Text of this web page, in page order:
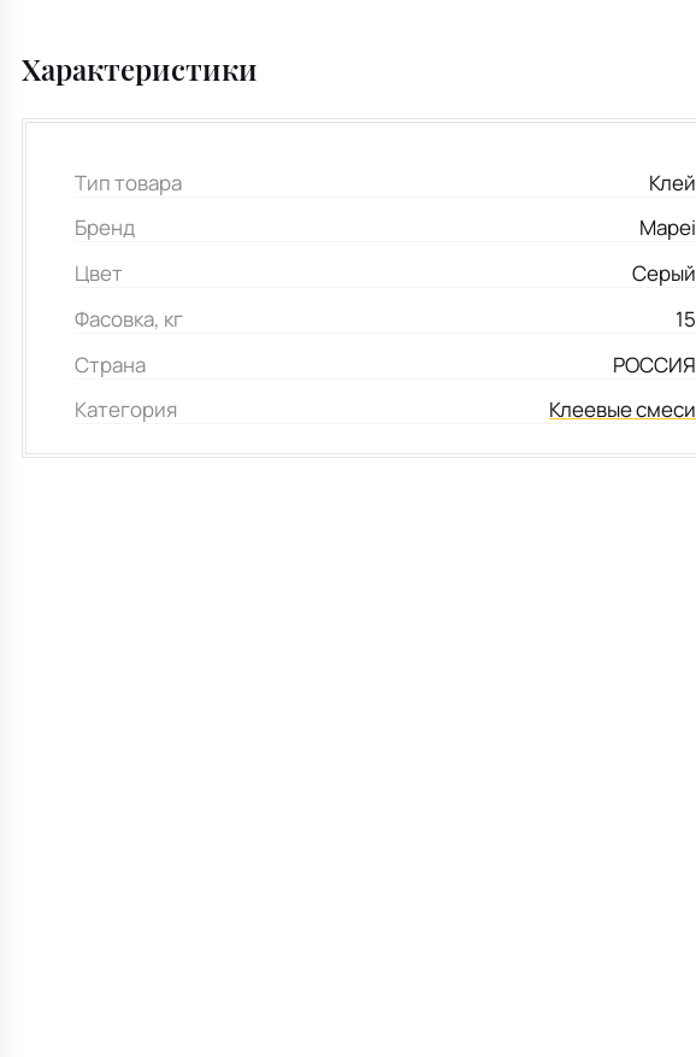
Характеристики
Тип товара
Клей
Бренд
Mapei
Цвет
Серый
Фасовка, кг
15
Страна
РОССИЯ
Категория
Клеевые смеси